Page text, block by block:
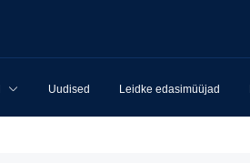
Uudised Leidke edasimüüjad